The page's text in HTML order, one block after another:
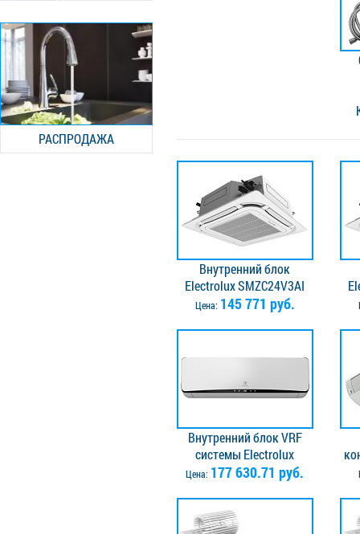
РАСПРОДАЖА
Внутренний блок
Electrolux SMZC24V3AI
Цена: 145 771 руб.
Внутренний блок VRF
системы Electrolux
ESVMW-SF-45N
Цена: 177 630.71 руб.